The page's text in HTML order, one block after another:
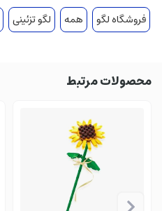
فروشگاه لگو
همه لگو تزئینی
محصولات مرتبط